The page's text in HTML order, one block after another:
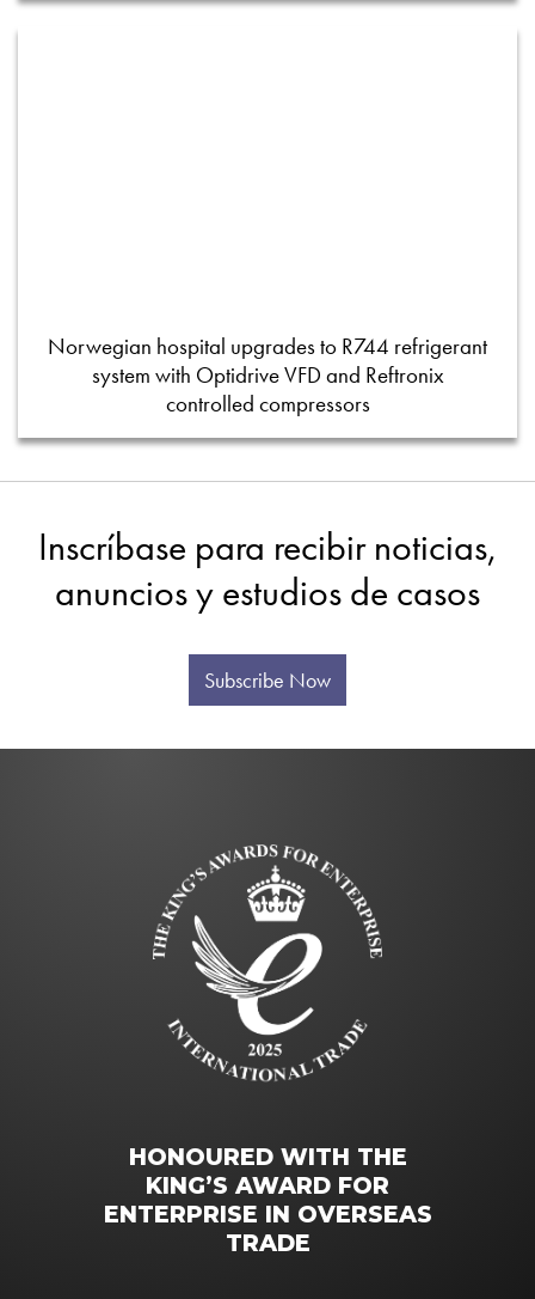
Norwegian hospital upgrades to R744 refrigerant
system with Optidrive VFD and Reftronix
controlled compressors
Inscríbase para recibir noticias,
anuncios y estudios de casos
Subscribe Now
HONOURED WITH THE
KING’S AWARD FOR
ENTERPRISE IN OVERSEAS
TRADE